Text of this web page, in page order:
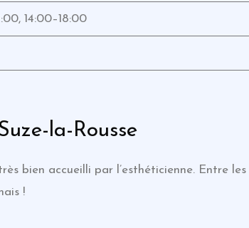
14:00–18:00
la-Rousse
bien accueilli par l’esthéticienne. Entre
!